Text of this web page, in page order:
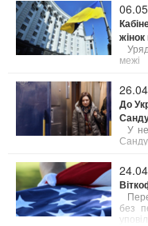
межі
До
У
у
день
без